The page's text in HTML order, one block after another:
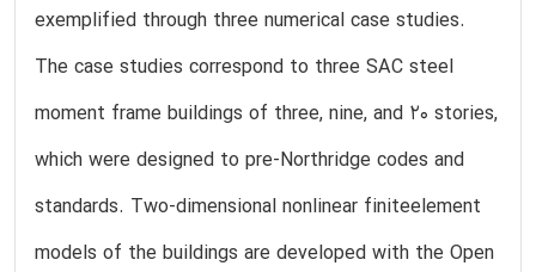
exemplified through three numerical case studies.
The case studies correspond to three SAC steel
moment frame buildings of three, nine, and 20 stories,
which were designed to pre-Northridge codes and
standards. Two-dimensional nonlinear finiteelement
models of the buildings are developed with the Open